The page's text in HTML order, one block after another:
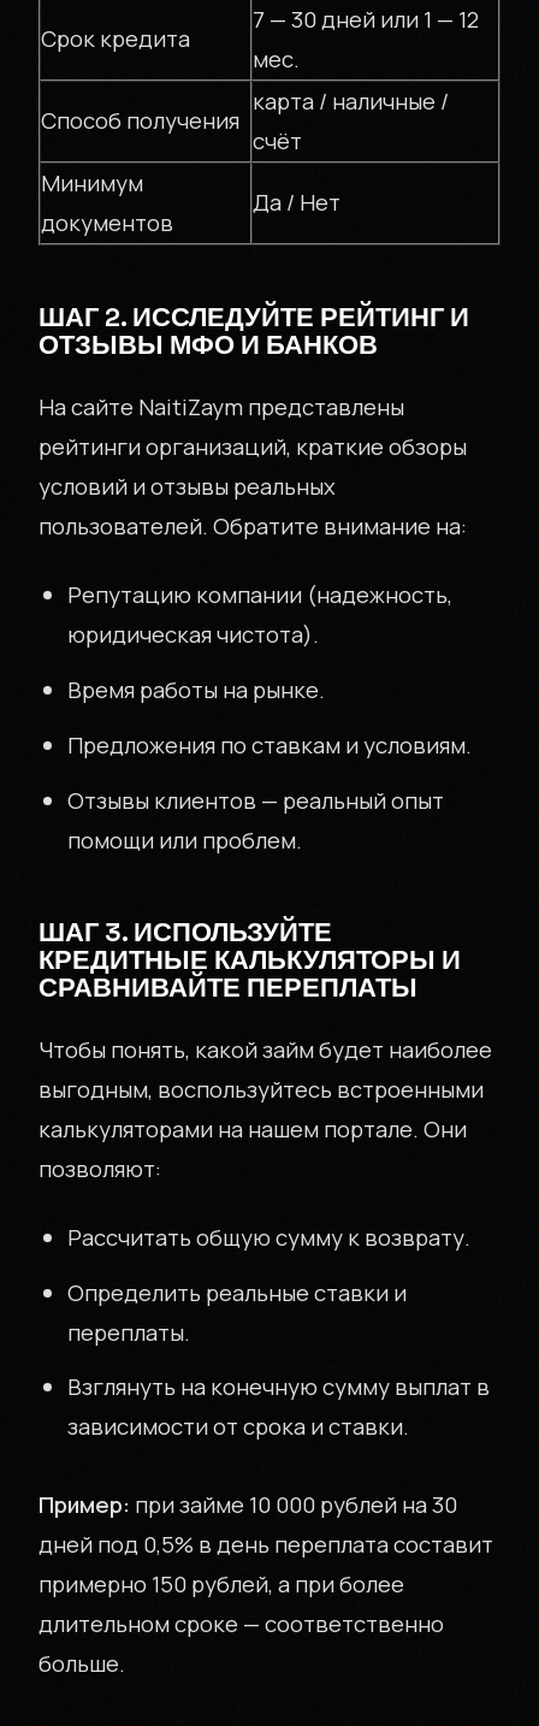
Срок кредита
7 — 30 дней или 1 — 12
мес.
Способ получения
карта / наличные /
счёт
Минимум
документов
Да / Нет
ШАГ 2. ИССЛЕДУЙТЕ РЕЙТИНГ И
ОТЗЫВЫ МФО И БАНКОВ
На сайте NaitiZaym представлены
рейтинги организаций, краткие обзоры
условий и отзывы реальных
пользователей. Обратите внимание на:
Репутацию компании (надежность,
юридическая чистота).
Время работы на рынке.
Предложения по ставкам и условиям.
Отзывы клиентов — реальный опыт
помощи или проблем.
ШАГ 3. ИСПОЛЬЗУЙТЕ
КРЕДИТНЫЕ КАЛЬКУЛЯТОРЫ И
СРАВНИВАЙТЕ ПЕРЕПЛАТЫ
Чтобы понять, какой займ будет наиболее
выгодным, воспользуйтесь встроенными
калькуляторами на нашем портале. Они
позволяют:
Рассчитать общую сумму к возврату.
Определить реальные ставки и
переплаты.
Взглянуть на конечную сумму выплат в
зависимости от срока и ставки.
Пример: при займе 10 000 рублей на 30
дней под 0,5% в день переплата составит
примерно 150 рублей, а при более
длительном сроке — соответственно
больше.